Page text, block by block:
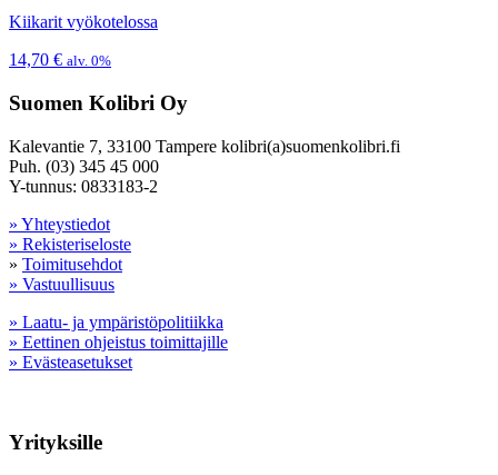
Kiikarit vyökotelossa
14,70 € alv. 0%
Suomen Kolibri Oy
Kalevantie 7, 33100 Tampere kolibri(a)suomenkolibri.fi
Puh. (03) 345 45 000
Y-tunnus: 0833183-2
» Yhteystiedot
» Rekisteriseloste
» Toimitusehdot
» Vastuullisuus
» Laatu- ja ympäristöpolitiikka
» Eettinen ohjeistus toimittajille
» Evästeasetukset
Yrityksille